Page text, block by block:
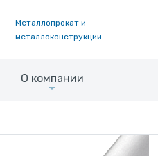
Металлопрокат и
металлоконструкции
О компании